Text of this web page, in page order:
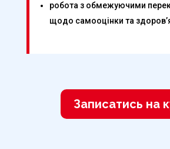
робота з обмежуючими
щодо самооцінки та
Записатись на